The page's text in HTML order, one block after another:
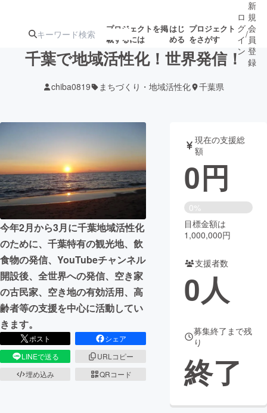
プロジェクトを掲
載するには
はじ
める
プロジェクト
をさがす
アート・写真
テクノロジー・ガジェット ゲーム・サ
映像・映画 書籍・雑誌
ビジネス・起業 チャレンジ
まちづくり・地域活性化
CAMPFIRE Creation
CAMPFIREふるさと納税machi-ya コミュニティ
ロ
グ
イ
ン
/
新
規
会
員
登
録
千葉で地域活性化！世界発信！
chiba0819 まちづくり・地域活性化 千葉県
今年2月から3月に千葉地域活性化
のために、千葉特有の観光地、飲
食物の発信、YouTubeチャンネル
開設後、全世界への発信、空き家
の古民家、空き地の有効活用、高
齢者等の支援を中心に活動してい
きます。
ポスト
シェア
LINEで送る
URLコピー
埋め込み
QRコード
現在の支援総
額
0円
0%
目標金額は
1,000,000円
支援者数
0人
募集終了まで残
り
終了